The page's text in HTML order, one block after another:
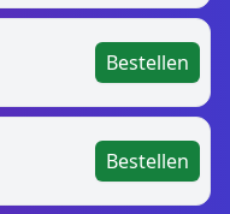
Bestellen
Bestellen